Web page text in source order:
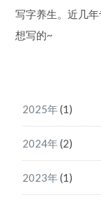
写字养生。近几
想写的~
2025年(1)
2024年(2)
2023年(1)